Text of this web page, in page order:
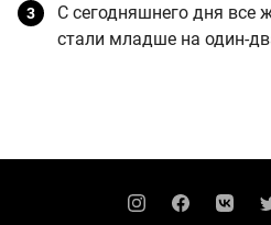
С сегодняшнего дня все
стали младше на один-